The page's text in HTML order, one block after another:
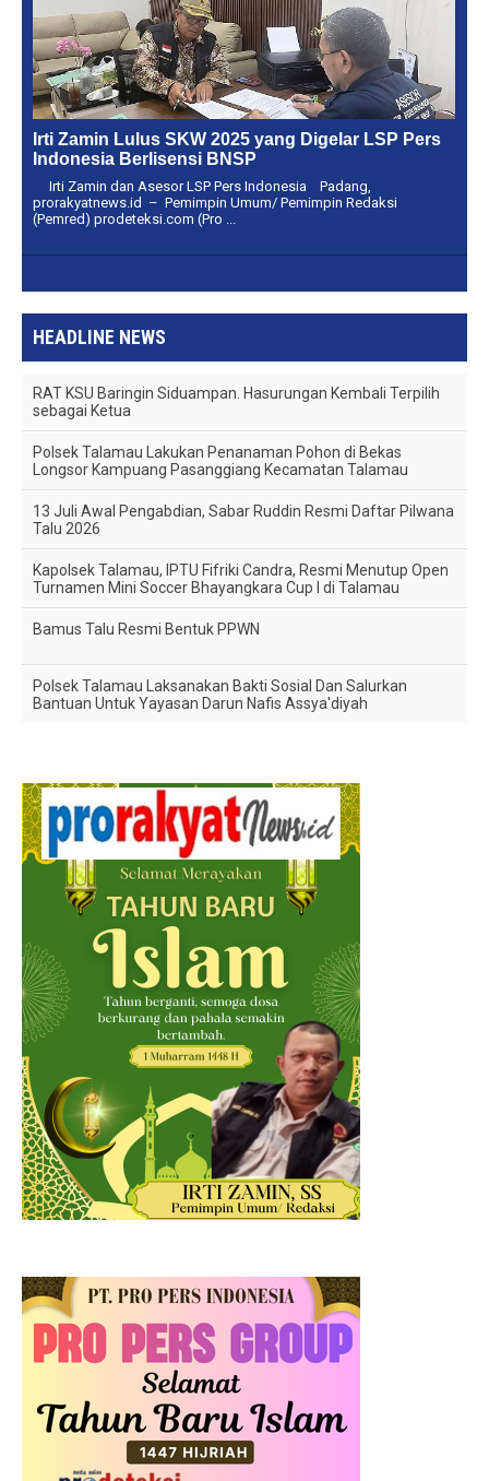
Irti Zamin Lulus SKW 2025 yang Digelar LSP Pers
Indonesia Berlisensi BNSP
Irti Zamin dan Asesor LSP Pers Indonesia Padang,
prorakyatnews.id – Pemimpin Umum/ Pemimpin Redaksi
(Pemred) prodeteksi.com (Pro ...
HEADLINE NEWS
RAT KSU Baringin Siduampan. Hasurungan Kembali Terpilih
sebagai Ketua
Polsek Talamau Lakukan Penanaman Pohon di Bekas
Longsor Kampuang Pasanggiang Kecamatan Talamau
13 Juli Awal Pengabdian, Sabar Ruddin Resmi Daftar Pilwana
Talu 2026
Kapolsek Talamau, IPTU Fifriki Candra, Resmi Menutup Open
Turnamen Mini Soccer Bhayangkara Cup I di Talamau
Bamus Talu Resmi Bentuk PPWN
Polsek Talamau Laksanakan Bakti Sosial Dan Salurkan
Bantuan Untuk Yayasan Darun Nafis Assya'diyah